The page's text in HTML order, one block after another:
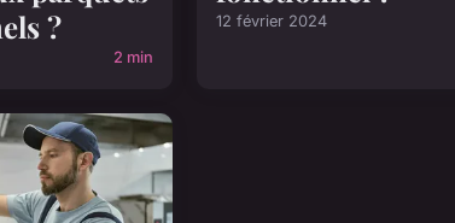
?
2 min
12 février 2024